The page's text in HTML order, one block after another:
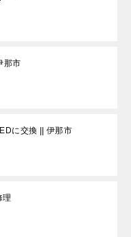
那市
に交換 || 伊那市
理